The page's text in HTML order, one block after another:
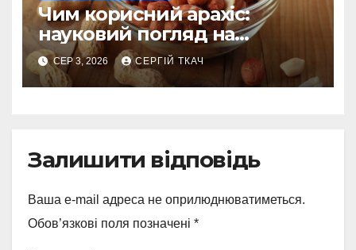
Чим корисний арахіс:
науковий погляд на
поживну цінність
СЕР 3, 2026 СЕРГІЙ ТКАЧ
Залишити відповідь
Ваша e-mail адреса не оприлюднюватиметься.
Обов’язкові поля позначені *